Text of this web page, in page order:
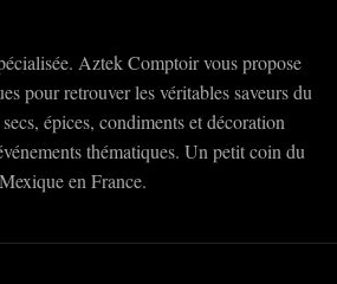
page
du
produit
Aztek Comptoir vous propose
pour retrouver les véritables saveurs du
épices, condiments et décoration
thématiques. Un petit coin du
Mexique en France.